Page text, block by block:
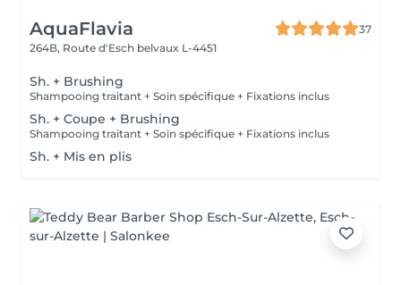
AquaFlavia
37
264B, Route d'Esch belvaux L-4451
Sh. + Brushing
Shampooing traitant + Soin spécifique + Fixations inclus
Sh. + Coupe + Brushing
Shampooing traitant + Soin spécifique + Fixations inclus
Sh. + Mis en plis